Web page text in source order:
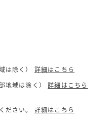
は除く） 詳細はこちら
地域は除く）詳細はこちら
ださい。 詳細はこちら